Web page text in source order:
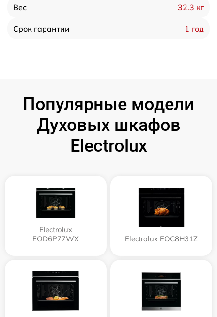
Вес 32.3 кг
Срок гарантии 1 год
Популярные модели
Духовых шкафов
Electrolux
Electrolux
EOD6P77WX
Electrolux EOC8H31Z